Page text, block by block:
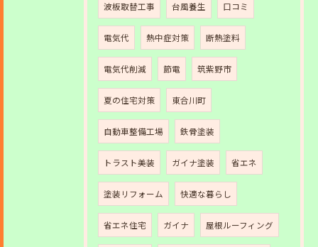
波板取替工事 台風養生 口コミ
電気代 熱中症対策 断熱塗料
電気代削減 節電 筑紫野市
夏の住宅対策 東合川町
自動車整備工場 鉄骨塗装
トラスト美装 ガイナ塗装 省エネ
塗装リフォーム 快適な暮らし
省エネ住宅 ガイナ 屋根ルーフィング